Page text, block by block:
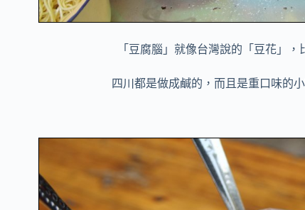
「豆腐腦」就像台灣說的「豆花」
四川都是做成鹹的，而且是重口味的